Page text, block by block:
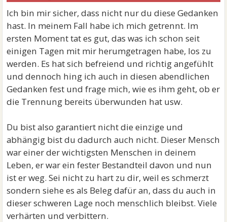
Ich bin mir sicher, dass nicht nur du diese Gedanken
hast. In meinem Fall habe ich mich getrennt. Im
ersten Moment tat es gut, das was ich schon seit
einigen Tagen mit mir herumgetragen habe, los zu
werden. Es hat sich befreiend und richtig angefühlt
und dennoch hing ich auch in diesen abendlichen
Gedanken fest und frage mich, wie es ihm geht, ob er
die Trennung bereits überwunden hat usw.
Du bist also garantiert nicht die einzige und
abhängig bist du dadurch auch nicht. Dieser Mensch
war einer der wichtigsten Menschen in deinem
Leben, er war ein fester Bestandteil davon und nun
ist er weg. Sei nicht zu hart zu dir, weil es schmerzt
sondern siehe es als Beleg dafür an, dass du auch in
dieser schweren Lage noch menschlich bleibst. Viele
verhärten und verbittern.